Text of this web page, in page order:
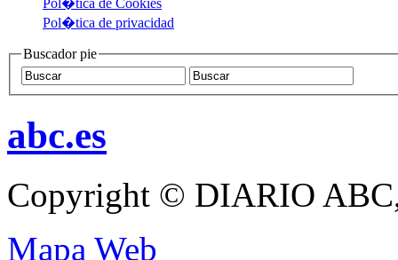
Pol�tica de privacidad
Buscador pie
abc.es
Copyright © DIARIO
Mapa Web